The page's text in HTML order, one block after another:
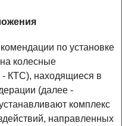
по установке
колесные
- КТС), находящиеся в
(далее -
комплекс
направленных